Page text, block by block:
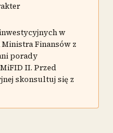
w
Finansów z
porady
II. Przed
skonsultuj się z